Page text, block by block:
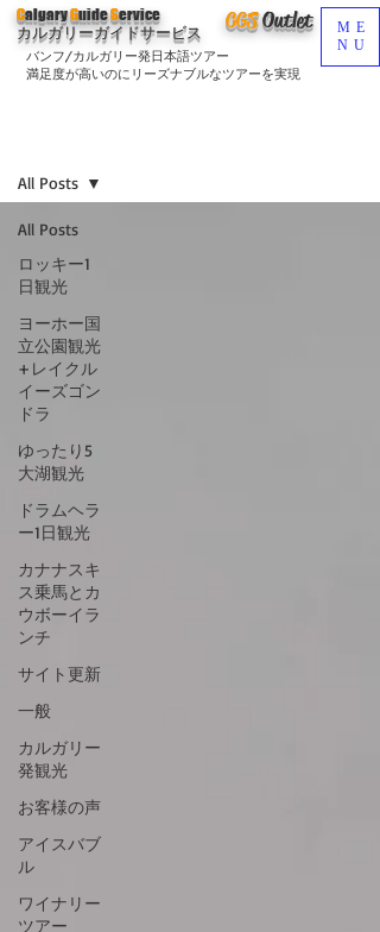
CGSOutlet
バンフ/カルガリー発日本語ツアー
満足度が高いのにリーズナブルなツアーを実現
CalgaryGuideService
カルガリーガイドサービス
ME
NU
All Posts
ロッキー1
日観光
ヨーホー国
立公園観光
+レイクル
イーズゴン
ドラ
ゆったり5
大湖観光
ドラムヘラ
ー1日観光
カナナスキ
ス乗馬とカ
ウボーイラ
ンチ
サイト更新
一般
カルガリー
発観光
お客様の声
アイスバブ
ル
ワイナリー
ツアー
All Posts